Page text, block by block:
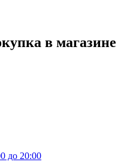
в магазине
до 20:00